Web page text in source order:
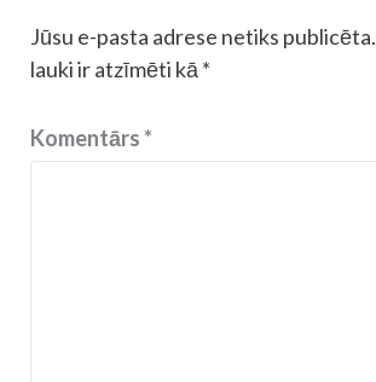
Jūsu e-pasta adrese netiks publicēta.
lauki ir atzīmēti kā *
Komentārs*